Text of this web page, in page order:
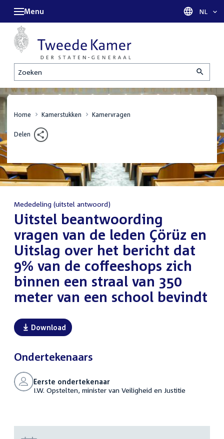
Zoeken
Menu Taal
NL
Home Kamerstukken Kamervragen
Delen
Mededeling (uitstel antwoord)
:Uitstel beantwoording
vragen van de leden Çörüz en
Uitslag over het bericht dat
9% van de coffeeshops zich
binnen een straal van 350
meter van een school bevindt
Download
Ondertekenaars
Eerste ondertekenaar
I.W. Opstelten, minister van Veiligheid en Justitie